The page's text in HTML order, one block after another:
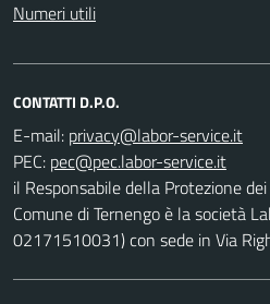
Numeri utili
CONTATTI D.P.O.
E-mail:
PEC:
il Responsabile della Protezione
Comune di Ternengo è la società
02171510031) con sede in Via